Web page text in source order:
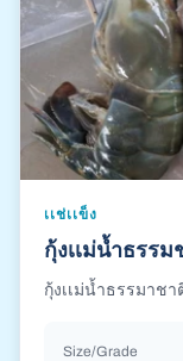
เเช่เเข็ง
กุ้งเเม่น้ำธรรม
กุ้งเเม่น้ำธรรมาชา
Size/Grade